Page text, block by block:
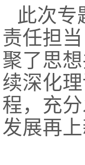
此次专
责任担
聚了思
续深化
程，充
发展再